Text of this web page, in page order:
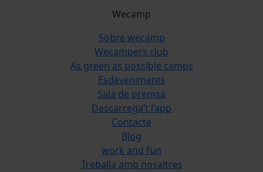
Wecamp
Sobre wecamp
Wecampers club
As green as possible camps
Esdeveniments
Sala de premsa
Descarrega’t l’app
Contacte
Blog
work and fun
Treballa amb nosaltres